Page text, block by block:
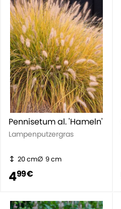
Pennisetum al. 'Hameln'
Lampenputzergras
20 cm 9 cm
499 €